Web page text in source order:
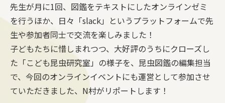
先生が月に1回、図鑑をテキストにしたオンラインゼミ
を行うほか、日々「slack」というプラットフォームで先
生や参加者同士で交流を楽しみました！
子どもたちに惜しまれつつ、大好評のうちにクローズし
た「こども昆虫研究室」の様子を、昆虫図鑑の編集担当
で、今回のオンラインイベントにも運営として参加させ
ていただきました、N村がリポートします！